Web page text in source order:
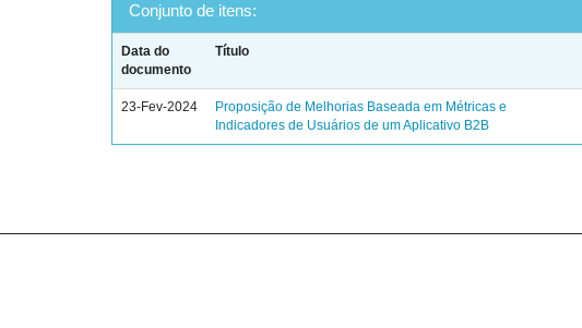
Conjunto de itens:
Data do
documento
Título
23-Fev-2024
Proposição de Melhorias Baseada em Métricas e
Indicadores de Usuários de um Aplicativo B2B